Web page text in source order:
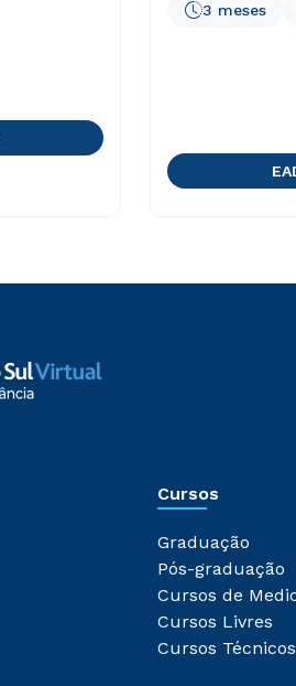
3 meses
Cursos
Graduação
Pós-graduação
Cursos de
Cursos Livres
Cursos Técnicos